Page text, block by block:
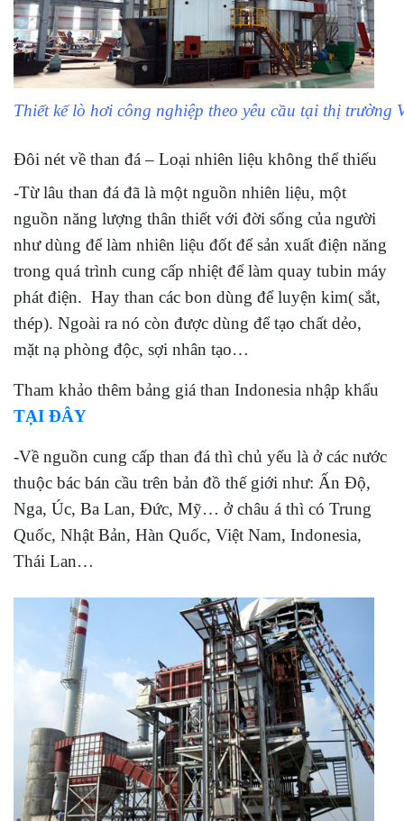
Thiết kế lò hơi công nghiệp theo yêu cầu tại thị trường
Đôi nét về than đá – Loại nhiên liệu không thể thiếu
-Từ lâu than đá đã là một nguồn nhiên liệu, một
nguồn năng lượng thân thiết với đời sống của người
như dùng để làm nhiên liệu đốt để sản xuất điện năng
trong quá trình cung cấp nhiệt để làm quay tubin máy
phát điện. Hay than các bon dùng để luyện kim( sắt,
thép). Ngoài ra nó còn được dùng để tạo chất dẻo,
mặt nạ phòng độc, sợi nhân tạo…
Tham khảo thêm bảng giá than Indonesia nhập khẩu
TẠI ĐÂY
-Về nguồn cung cấp than đá thì chủ yếu là ở các nước
thuộc bác bán cầu trên bản đồ thế giới như: Ấn Độ,
Nga, Úc, Ba Lan, Đức, Mỹ… ở châu á thì có Trung
Quốc, Nhật Bản, Hàn Quốc, Việt Nam, Indonesia,
Thái Lan…